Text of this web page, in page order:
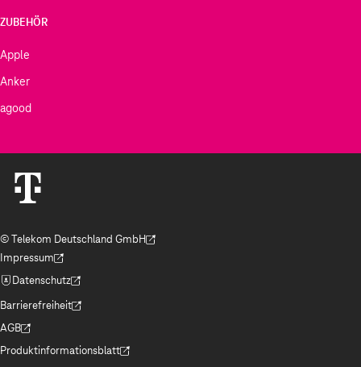
ZUBEHÖR
Apple
Anker
agood
© Telekom Deutschland GmbH
(Der Link wird in einem neuen Tab geöffnet)
Impressum
(Der Link wird in einem neuen Tab geöffnet)
Datenschutz
(Der Link wird in einem neuen Tab geöffnet)
Barrierefreiheit
(Der Link wird in einem neuen Tab geöffnet)
AGB
(Der Link wird in einem neuen Tab geöffnet)
Produktinformationsblatt
(Der Link wird in einem neuen Tab geöffnet)